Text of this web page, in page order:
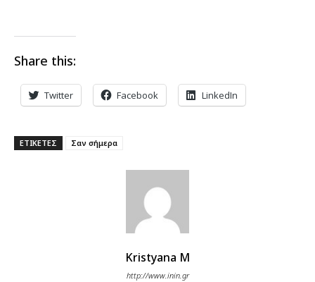
Share this:
Twitter Facebook LinkedIn
ΕΤΙΚΕΤΕΣ Σαν σήμερα
Kristyana M
http://www.inin.gr